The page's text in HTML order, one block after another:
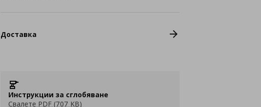
Доставка
Инструкции за сглобяване
Свалете PDF (707 KB)